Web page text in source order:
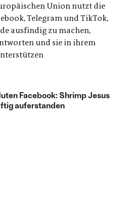
Union nutzt die
Telegram und TikTok,
ausfindig zu machen,
und sie in ihrem
Facebook: Shrimp Jesus
auferstanden